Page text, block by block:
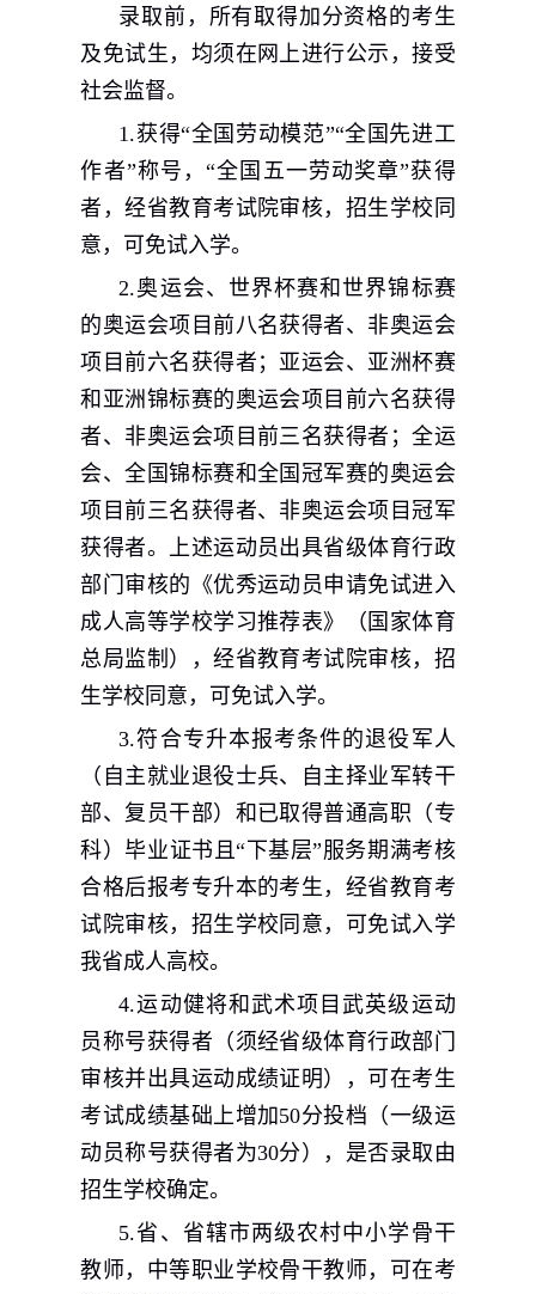
录取前，所有取得加分资格的考生
及免试生，均须在网上进行公示，接受
社会监督。
1.获得“全国劳动模范”“全国先进工
作者”称号，“全国五一劳动奖章”获得
者，经省教育考试院审核，招生学校同
意，可免试入学。
2.奥运会、世界杯赛和世界锦标赛
的奥运会项目前八名获得者、非奥运会
项目前六名获得者；亚运会、亚洲杯赛
和亚洲锦标赛的奥运会项目前六名获得
者、非奥运会项目前三名获得者；全运
会、全国锦标赛和全国冠军赛的奥运会
项目前三名获得者、非奥运会项目冠军
获得者。上述运动员出具省级体育行政
部门审核的《优秀运动员申请免试进入
成人高等学校学习推荐表》（国家体育
总局监制），经省教育考试院审核，招
生学校同意，可免试入学。
3.符合专升本报考条件的退役军人
（自主就业退役士兵、自主择业军转干
部、复员干部）和已取得普通高职（专
科）毕业证书且“下基层”服务期满考核
合格后报考专升本的考生，经省教育考
试院审核，招生学校同意，可免试入学
我省成人高校。
4.运动健将和武术项目武英级运动
员称号获得者（须经省级体育行政部门
审核并出具运动成绩证明），可在考生
考试成绩基础上增加 50分投档（一级运
动员称号获得者为30分），是否录取由
招生学校确定。
5.省、省辖市两级农村中小学骨干
教师，中等职业学校骨干教师，可在考